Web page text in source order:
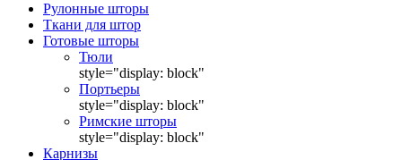
Рулонные шторы
Ткани для штор
Готовые шторы
Тюли
style="display: block"
Портьеры
style="display: block"
Римские шторы
style="display: block"
Карнизы